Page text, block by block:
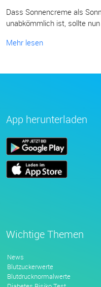
Dass Sonnencreme als
unabkömmlich ist, sollte
Mehr lesen
App herunterladen
Wichtige Themen
News
Blutzuckerwerte
Blutdrucknormalwerte